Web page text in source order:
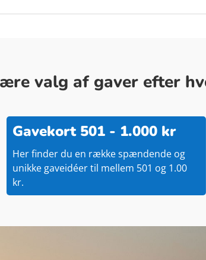
valg af gaver efter
Gavekort 501 - 1.000 kr
Her finder du en række spændende og
unikke gaveidéer til mellem 501 og 1.00
kr.